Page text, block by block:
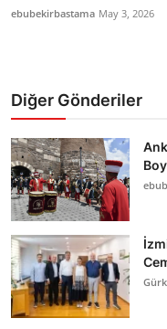
ebubekirbastama May 3, 2026
Diğer Gönderiler